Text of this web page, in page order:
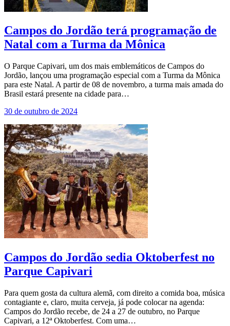
Campos do Jordão terá programação de
Natal com a Turma da Mônica
O Parque Capivari, um dos mais emblemáticos de Campos do
Jordão, lançou uma programação especial com a Turma da Mônica
para este Natal. A partir de 08 de novembro, a turma mais amada do
Brasil estará presente na cidade para…
30 de outubro de 2024
Campos do Jordão sedia Oktoberfest no
Parque Capivari
Para quem gosta da cultura alemã, com direito a comida boa, música
contagiante e, claro, muita cerveja, já pode colocar na agenda:
Campos do Jordão recebe, de 24 a 27 de outubro, no Parque
Capivari, a 12ª Oktoberfest. Com uma…